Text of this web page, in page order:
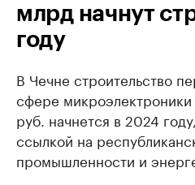
млрд начнут
году
В Чечне строительство
сфере
руб. начнется в 2024
ссылкой на
промышленности и